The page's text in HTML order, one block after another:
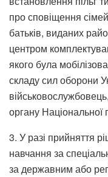
про сповіщення
батьків, виданих
центром
якого була
складу сил оборони
органу Національної
3. У разі прийняття
навчання за
за державним або